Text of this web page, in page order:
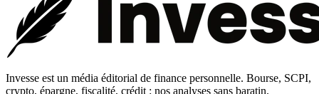
Invesse est un média éditorial de finance personnelle. Bourse, SCPI,
crypto, épargne, fiscalité, crédit : nos analyses sans baratin.